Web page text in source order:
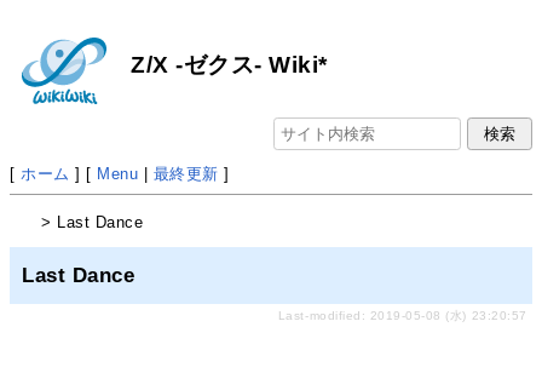
Z/X -ゼクス- Wiki*
[ ホーム ] [ Menu | 最終更新 ]
> Last Dance
Last Dance
Last-modified: 2019-05-08 (水) 23:20:57